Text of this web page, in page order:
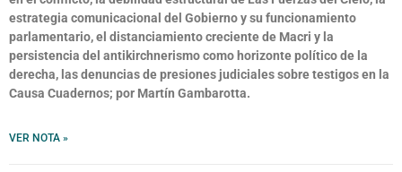
estrategia comunicacional del Gobierno y su funcionamiento
parlamentario, el distanciamiento creciente de Macri y la
persistencia del antikirchnerismo como horizonte político de la
derecha, las denuncias de presiones judiciales sobre testigos en la
Causa Cuadernos; por Martín Gambarotta.
VER NOTA »